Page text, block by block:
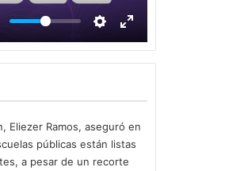
l
a
y
Eliezer Ramos, aseguró en
públicas están listas
a pesar de un recorte